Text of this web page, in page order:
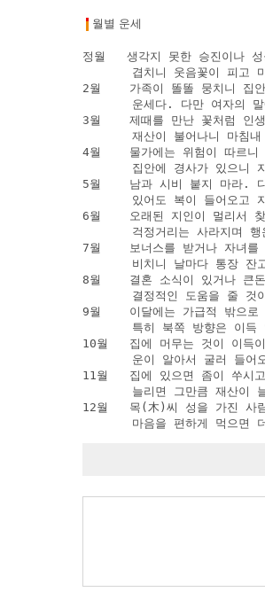
월별 운세
정월   생각지 못한 승진이나
겹치니 웃음꽃이 피고
2월    가족이 똘똘 뭉치니 집안
운세다. 다만 여자의 말
3월    제때를 만난 꽃처럼 인
재산이 불어나니 마침내
4월    물가에는 위험이 따르
집안에 경사가 있으니
5월    남과 시비 붙지 마라. 다
있어도 복이 들어오고
6월    오래된 지인이 멀리서
걱정거리는 사라지며 행
7월    보너스를 받거나 자녀를
비치니 날마다 통장 잔
8월    결혼 소식이 있거나 큰
결정적인 도움을 줄 것
9월    이달에는 가급적 밖으로
특히 북쪽 방향은 이득
10월   집에 머무는 것이 이득
운이 알아서 굴러 들어
11월   집에 있으면 좀이 쑤시
늘리면 그만큼 재산이
12월   목(木)씨 성을 가진 사
마음을 편하게 먹으면